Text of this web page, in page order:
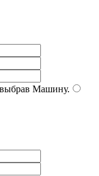
Машину.